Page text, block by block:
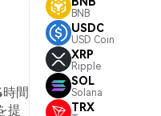
間
提
BNB
USDC
USD Coin
XRP
Ripple
SOL
Solana
TRX